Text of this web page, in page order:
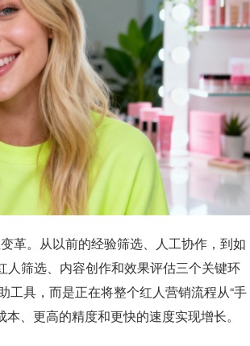
革。从以前的经验筛选、人工协作，到如
筛选、内容创作和效果评估三个关键环
工具，而是正在将整个红人营销流程从“手
、更高的精度和更快的速度实现增长。